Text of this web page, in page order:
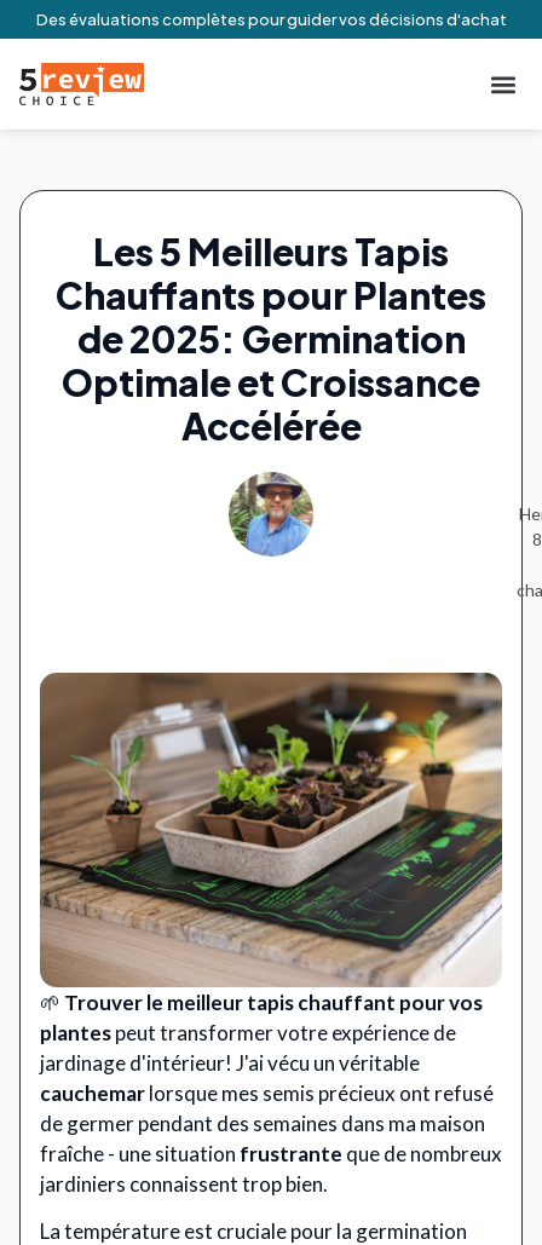
Des évaluations complètes pour guider vos décisions d'achat
Les 5 Meilleurs Tapis
Chauffants pour Plantes
de 2025: Germination
Optimale et Croissance
Accélérée
🌱 Trouver le meilleur tapis chauffant pour vos
plantespeut transformer votre expérience de
jardinage d'intérieur! J'ai vécu un véritable
cauchemarlorsque mes semis précieux ont refusé
de germer pendant des semaines dans ma maison
fraîche - une situation frustrante que de nombreux
jardiniers connaissent trop bien.
La température est cruciale pour la germination